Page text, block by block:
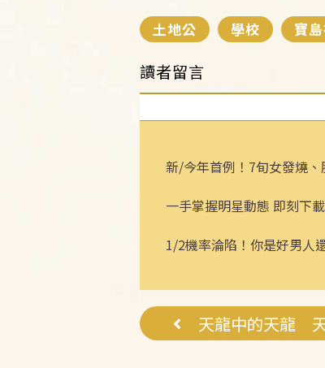
土地公 學校 寶
讀者留言
新/今年首例！7旬女發燒
一手掌握明星動態 即刻下
1/2機率淪陷！你是好男人
天龍中的天龍